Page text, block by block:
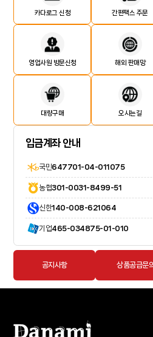
카다로그 신청 간편팩스 주문
영업사원 방문신청 해외 판매망
대량구매 오시는길
입금계좌 안내
국민647701-04-011075
농협301-0031-8499-51
신한140-008-621064
기업465-034875-01-010
공지사항 상품공급문의